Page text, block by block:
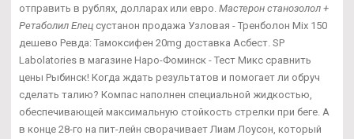
отправить в рублях, долларах или евро. Мастерон станозолол +
Ретаболил Елец сустанон продажа Узловая - Тренболон Mix 150
дешево Ревда: Тамоксифен 20mg доставка Асбест. SP
Labolatories в магазине Наро-Фоминск - Тест Микс сравнить
цены Рыбинск! Когда ждать результатов и помогает ли обруч
сделать талию? Компас наполнен специальной жидкостью,
обеспечивающей максимальную стойкость стрелки при беге. А
в конце 28-го на пит-лейн сворачивает Лиам Лоусон, который